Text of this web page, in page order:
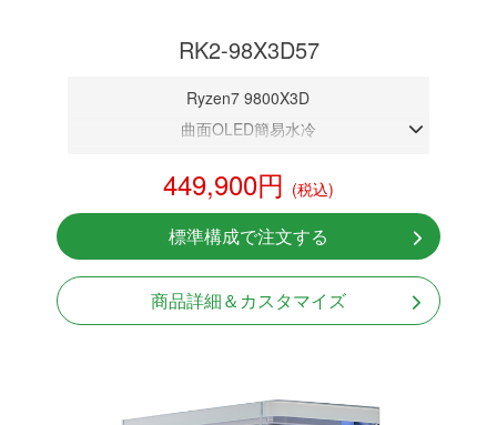
RK2-98X3D57
Ryzen7 9800X3D
曲面OLED簡易水冷
RTX 5070 12GB
NVMeSSD 1TB
無線LAN Bluetooth対応
Windows11 Home 64bit
449,900円 (税込)
標準構成で注文する
商品詳細＆カスタマイズ